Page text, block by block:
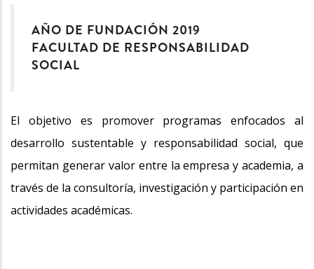
AÑO DE FUNDACIÓN 2019
FACULTAD DE RESPONSABILIDAD
SOCIAL
El objetivo es promover programas enfocados al
desarrollo sustentable y responsabilidad social, que
permitan generar valor entre la empresa y academia, a
través de la consultoría, investigación y participación en
actividades académicas.